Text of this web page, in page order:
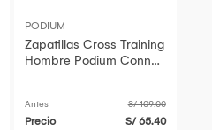
PODIUM
Zapatillas Cross Training
Hombre Podium Connor
Antes S/ 109.00
Precio S/ 65.40